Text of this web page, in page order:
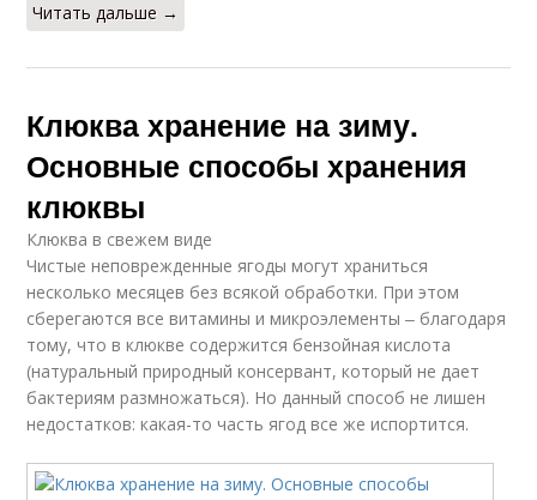
Читать дальше →
Клюква хранение на зиму.
Основные способы хранения
клюквы
Клюква в свежем виде
Чистые неповрежденные ягоды могут храниться
несколько месяцев без всякой обработки. При этом
сберегаются все витамины и микроэлементы ‒ благодаря
тому, что в клюкве содержится бензойная кислота
(натуральный природный консервант, который не дает
бактериям размножаться). Но данный способ не лишен
недостатков: какая-то часть ягод все же испортится.